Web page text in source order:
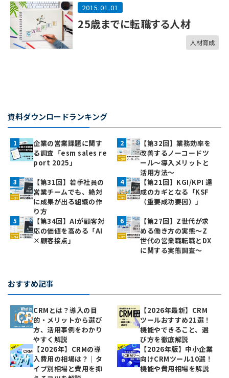
2015.01.01
25歳までに転職する人材
人材育成
資料ダウンロードランキング
企業の営業課題に関す
る調査「esm sales re
port 2025」
【第32回】業務効率を
改善するノーコードツ
ール～導入メリットと
活用方法～
【第31回】若手社員の
営業チームでも、絶対
に成果が出る組織の作
り方
【第21回】KGI/KPI 達
成のカギとなる「KSF
（重要成功要因）」
【第34回】AIが顧客対
応の価値を高める「AI
×顧客接点」
【第27回】Z世代が求
める働き方の実態〜Z
世代の営業職転職とDX
に関する実態調査〜
おすすめ記事
CRMとは？導入の目
的・メリットから選び
方、活用事例をわかり
やすく解説
【2026年最新】CRM
ツールおすすめ21選！
機能やできること、選
び方を徹底解説
【2026年】CRMの導
入費用の相場は？｜タ
イプ別相場と費用を抑
【2026年版】中小企業
向けCRMツール10選！
機能や費用相場を解説